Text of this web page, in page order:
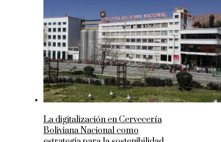
La digitalización en Cervecería
Boliviana Nacional como